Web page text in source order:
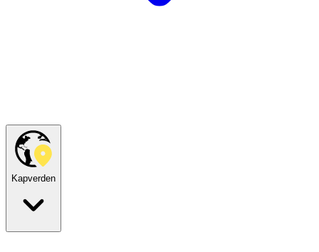
Kapverden